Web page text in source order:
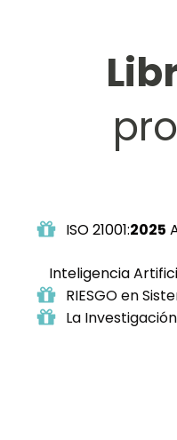
ISO 21001:2025
Inteligencia
RIESGO en
La